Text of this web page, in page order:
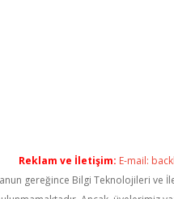
Reklam ve İletişim: E-mail:
gereğince Bilgi Teknolojileri